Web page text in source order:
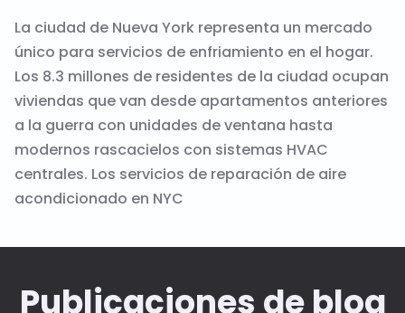
La ciudad de Nueva York representa un mercado
único para servicios de enfriamiento en el hogar.
Los 8.3 millones de residentes de la ciudad ocupan
viviendas que van desde apartamentos anteriores
a la guerra con unidades de ventana hasta
modernos rascacielos con sistemas HVAC
centrales. Los servicios de reparación de aire
acondicionado en NYC
Publicaciones de blog